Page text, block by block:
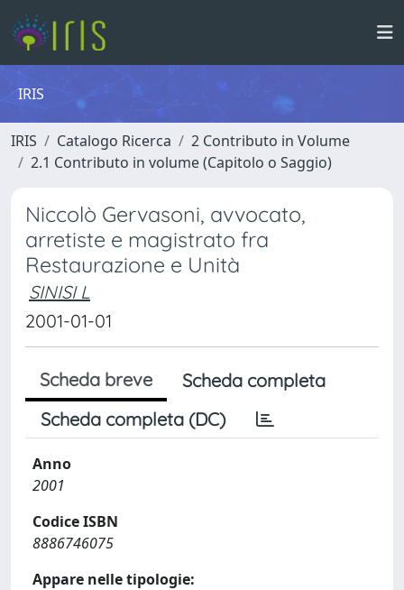
IRIS
IRIS Catalogo Ricerca
2 Contributo in Volume
2.1 Contributo in volume (Capitolo o Saggio)
Niccolò Gervasoni, avvocato,
arretiste e magistrato fra
Restaurazione e Unità
SINISI L
2001-01-01
Scheda breve
Scheda completa
Scheda completa (DC)
Anno
2001
Codice ISBN
8886746075
Appare nelle tipologie: